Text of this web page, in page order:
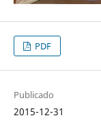
PDF
Publicado
2015-12-31